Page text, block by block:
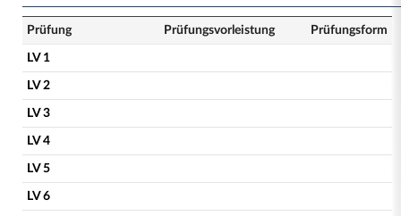
Prüfung Prüfungsvorleistung Prüfungsform
LV 1
LV 2
LV 3
LV 4
LV 5
LV 6